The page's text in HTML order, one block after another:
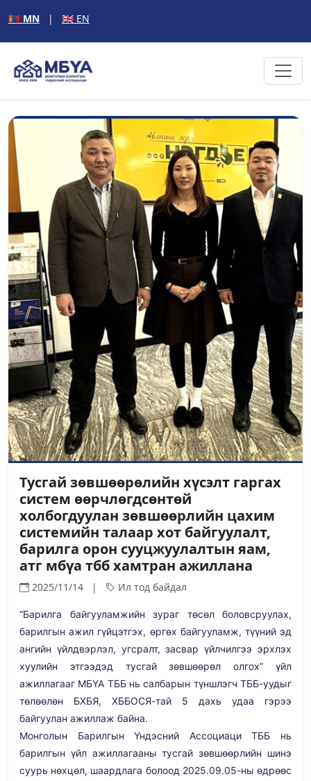
🇲🇳 MN | 🇬🇧 EN
Тусгай зөвшөөрөлийн хүсэлт гаргах
систем өөрчлөгдсөнтөй
холбогдуулан зөвшөөрлийн цахим
системийн талаар хот байгуулалт,
барилга орон сууцжуулалтын яам,
атг мбүа тбб хамтран ажиллана
2025/11/14 | Ил тод байдал
“Барилга байгууламжийн зураг төсөл боловсруулах,
барилгын ажил гүйцэтгэх, өргөх байгууламж, түүний эд
ангийн үйлдвэрлэл, угсралт, засвар үйлчилгээ эрхлэх
хуулийн этгээдэд тусгай зөвшөөрөл олгох” үйл
ажиллагааг МБҮА ТББ нь салбарын түншлэгч ТББ-уудыг
төлөөлөн БХБЯ, ХББОСЯ-тай 5 дахь удаа гэрээ
байгуулан ажиллаж байна.
Монголын Барилгын Үндэсний Ассоциаци ТББ нь
барилгын үйл ажиллагааны тусгай зөвшөөрлийн шинэ
суурь нөхцөл, шаардлага болоод 2025.09.05-ны өдрөөс